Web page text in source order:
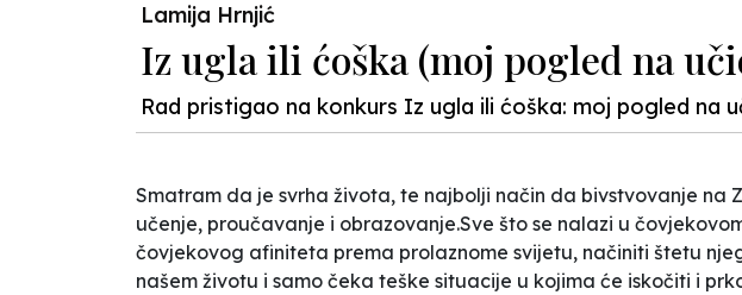
Lamija Hrnjić
Iz ugla ili ćoška (moj pogled na
Rad pristigao na konkurs Iz ugla ili ćoška: moj pogled na
Smatram da je svrha života, te najbolji način da bivstvovanje na
učenje, proučavanje i obrazovanje.Sve što se nalazi u
čovjekovog afiniteta prema prolaznome svijetu, načiniti štetu
našem životu i samo čeka teške situacije u kojima će iskočiti i